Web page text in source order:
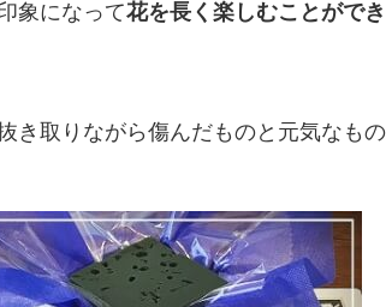
象になって花を長く楽しむことができ
き取りながら傷んだものと元気なも